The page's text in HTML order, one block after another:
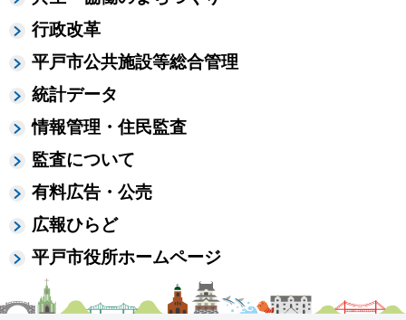
行政改革
平戸市公共施設等総合管理
統計データ
情報管理・住民監査
監査について
有料広告・公売
広報ひらど
平戸市役所ホームページ